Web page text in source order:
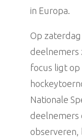
in Europa.
Op
deelnemers
focus ligt op
Nationale
deelnemers
observeren,